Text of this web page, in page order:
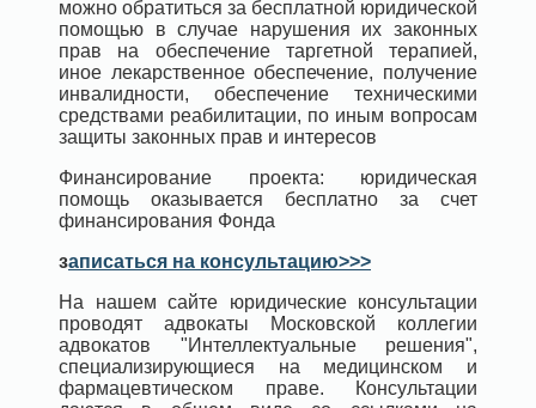
можно обратиться за бесплатной юридической
помощью в случае нарушения их законных
прав на обеспечение таргетной терапией,
иное лекарственное обеспечение, получение
инвалидности, обеспечение техническими
средствами реабилитации, по иным вопросам
защиты законных прав и интересов
Финансирование проекта: юридическая
помощь оказывается бесплатно за счет
финансирования Фонда
записаться на консультацию>>>
На нашем сайте юридические консультации
проводят адвокаты Московской коллегии
адвокатов "Интеллектуальные решения",
специализирующиеся на медицинском и
фармацевтическом праве. Консультации